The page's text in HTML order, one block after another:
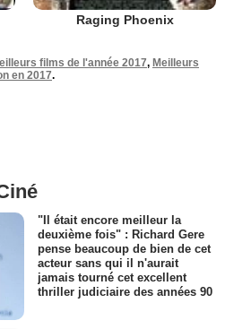
Raging Phoenix
films de l'année 2017, Meilleurs
en 2017.
"Il était encore meilleur la
deuxième fois" : Richard Gere
pense beaucoup de bien de cet
acteur sans qui il n'aurait
jamais tourné cet excellent
thriller judiciaire des années 90